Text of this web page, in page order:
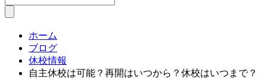
ホーム
ブログ
休校情報
自主休校は可能？再開はいつから？休校はいつまで？